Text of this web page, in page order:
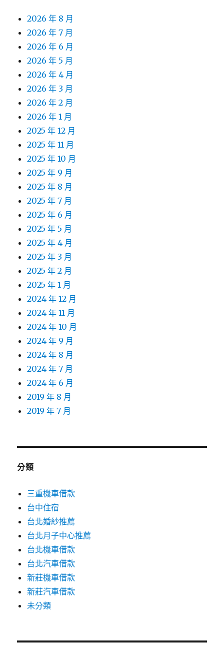
2026 年 8 月
2026 年 7 月
2026 年 6 月
2026 年 5 月
2026 年 4 月
2026 年 3 月
2026 年 2 月
2026 年 1 月
2025 年 12 月
2025 年 11 月
2025 年 10 月
2025 年 9 月
2025 年 8 月
2025 年 7 月
2025 年 6 月
2025 年 5 月
2025 年 4 月
2025 年 3 月
2025 年 2 月
2025 年 1 月
2024 年 12 月
2024 年 11 月
2024 年 10 月
2024 年 9 月
2024 年 8 月
2024 年 7 月
2024 年 6 月
2019 年 8 月
2019 年 7 月
分類
三重機車借款
台中住宿
台北婚紗推薦
台北月子中心推薦
台北機車借款
台北汽車借款
新莊機車借款
新莊汽車借款
未分類